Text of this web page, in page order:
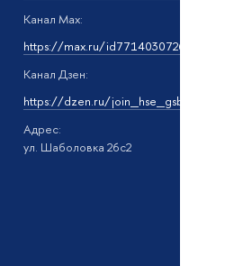
Канал Мах:
https://max.ru/id7714030726_gos13
Канал Дзен:
https://dzen.ru/join_hse_gsb
Адрес:
ул. Шаболовка 26с2